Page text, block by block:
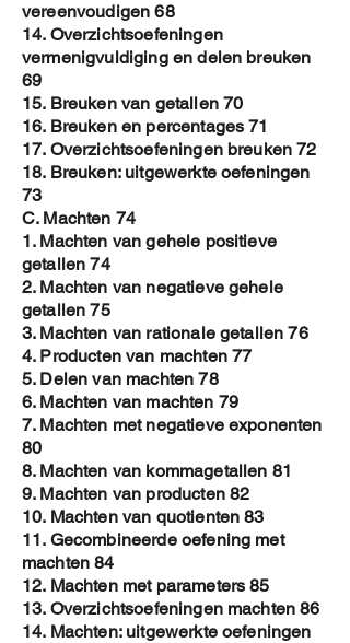
vereenvoudigen 68
14. Overzichtsoefeningen
vermenigvuldiging en delen breuken
69
15. Breuken van getallen 70
16. Breuken en percentages 71
17. Overzichtsoefeningen breuken 72
18. Breuken: uitgewerkte oefeningen
73
C. Machten 74
1. Machten van gehele positieve
getallen 74
2. Machten van negatieve gehele
getallen 75
3. Machten van rationale getallen 76
4. Producten van machten 77
5. Delen van machten 78
6. Machten van machten 79
7. Machten met negatieve exponenten
80
8. Machten van kommagetallen 81
9. Machten van producten 82
10. Machten van quotienten 83
11. Gecombineerde oefening met
machten 84
12. Machten met parameters 85
13. Overzichtsoefeningen machten 86
14. Machten: uitgewerkte oefeningen